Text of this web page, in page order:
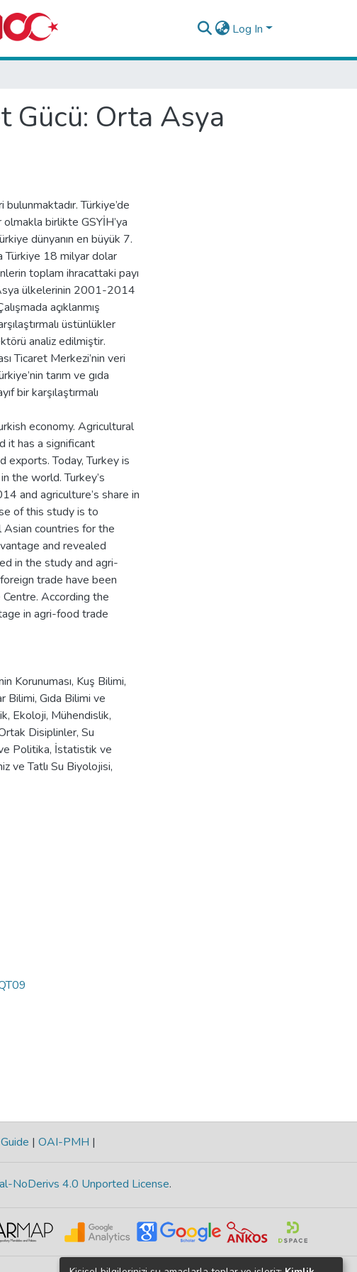
Log In
Gücü: Orta Asya
Türkiye’de
birlikte GSYİH’ya
dünyanın en büyük 7.
Türkiye 18 milyar dolar
toplam ihracattaki payı
Asya ülkelerinin 2001-2014
açıklanmış
üstünlükler
analiz edilmiştir.
Ticaret Merkezi’nin veri
tarım ve gıda
bir karşılaştırmalı
economy. Agricultural
it has a significant
exports. Today, Turkey is
the world. Turkey’s
and agriculture’s share in
of this study is to
countries for the
and revealed
in the study and agri-
trade have been
According the
in agri-food trade
Korunuması, Kuş Bilimi,
Bilimi, Gıda Bilimi ve
, Ekoloji, Mühendislik,
Disiplinler, Su
Politika, İstatistik ve
ve Tatlı Su Biyolojisi,
Guide | OAI-PMH |
NoDerivs 4.0 Unported License.